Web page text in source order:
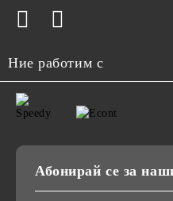
Ние работим с
Абонирай се за